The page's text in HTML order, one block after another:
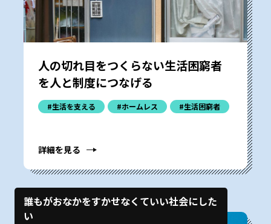
人の切れ目をつくらない――生活困窮者
を人と制度につなげる
#生活を支える #ホームレス #生活困窮者
詳細を見る
誰もがおなかをすかせなくていい社会にした
い